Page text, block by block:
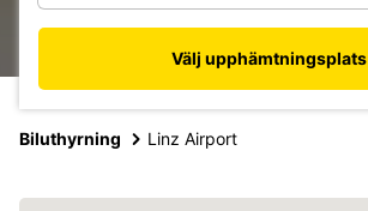
Välj upphämtningsplats
Biluthyrning Linz Airport